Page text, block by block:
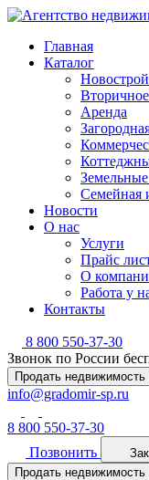
Главная
Каталог
Аренда
Семейная
Новости
О нас
Услуги
Прайс
О
Работа у
Контакты
8 800 550-37-30
Звонок по России
Продать недвижимость
info@gradomir-sp.ru
8 800 550-37-30
Позвонить
Продать недвижимость